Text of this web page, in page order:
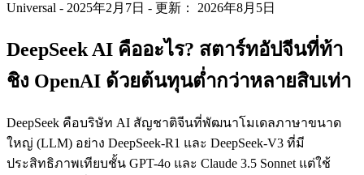
Universal - 2025年2月7日 - 更新： 2026年8月5日
DeepSeek AI คืออะไร? สตาร์ทอัปจีนที่ท้า
ชิง OpenAI ด้วยต้นทุนต่ำกว่าหลายสิบเท่า
DeepSeek คือบริษัท AI สัญชาติจีนที่พัฒนาโมเดลภาษาขนาด
ใหญ่ (LLM) อย่าง DeepSeek-R1 และ DeepSeek-V3 ที่มี
ประสิทธิภาพเทียบชั้น GPT-4o และ Claude 3.5 Sonnet แต่ใช้